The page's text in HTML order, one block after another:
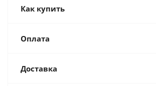
Как купить
Оплата
Доставка